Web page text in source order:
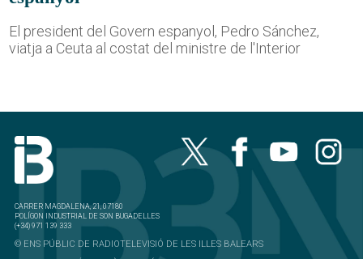
El president del Govern espanyol, Pedro Sánchez,
viatja a Ceuta al costat del ministre de l'Interior
CARRER MAGDALENA, 21, 07180
POLÍGON INDUSTRIAL DE SON BUGADELLES
(+34) 971 139 333
© ENS PÚBLIC DE RADIOTELEVISIÓ DE LES ILLES BALEARS